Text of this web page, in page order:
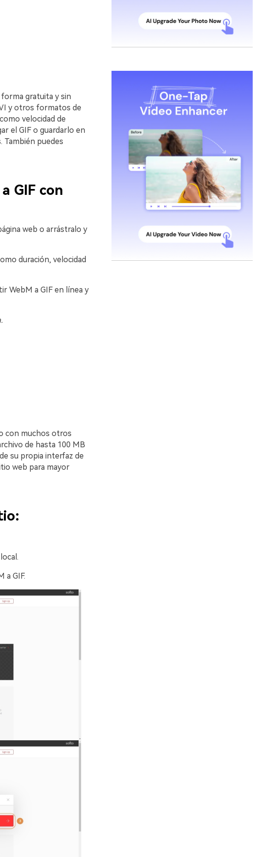
gratuita y sin
y otros formatos de
velocidad de
el GIF o guardarlo en
También puedes
GIF con
web o arrástralo y
duración, velocidad
WebM a GIF en línea y
con muchos otros
de hasta 100 MB
su propia interfaz de
web para mayor
a GIF.